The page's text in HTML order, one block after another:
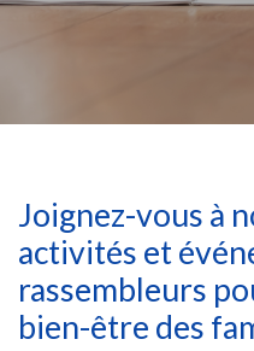
Joignez-vous à
activités et
rassembleurs
bien-être des